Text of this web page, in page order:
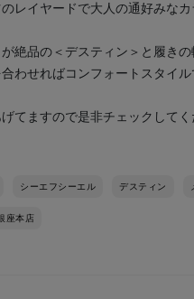
レイヤードで大人の通好みなカ
絶品の＜デスティン＞と履き
わせればコンフォートスタイ
てますので是非チェックしてく
シーエフシーエル デスティン
座本店